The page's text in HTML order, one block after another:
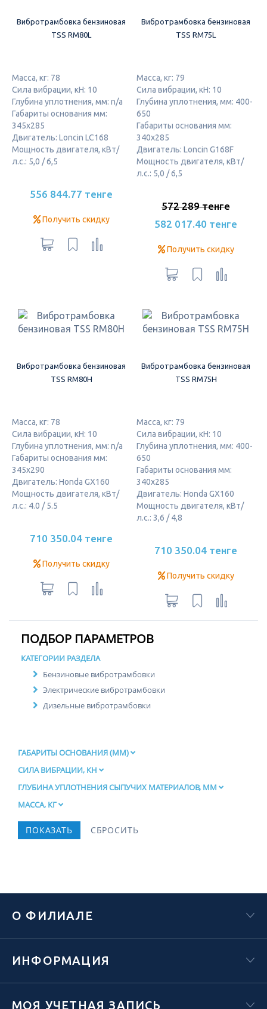
Вибротрамбовка бензиновая
TSS RM80L
Масса, кг: 78
Сила вибрации, кН: 10
Глубина уплотнения, мм: n/a
Габариты основания мм:
345x285
Двигатель: Loncin LC168
Мощность двигателя, кВт/
л.с.: 5,0 / 6,5
556 844.77 тенге
Получить скидку
Вибротрамбовка бензиновая
TSS RM75L
Масса, кг: 79
Сила вибрации, кН: 10
Глубина уплотнения, мм: 400-
650
Габариты основания мм:
340х285
Двигатель: Loncin G168F
Мощность двигателя, кВт/
л.с.: 5,0 / 6,5
572 289 тенге
582 017.40 тенге
Получить скидку
Вибротрамбовка бензиновая
TSS RM80H
Масса, кг: 78
Сила вибрации, кН: 10
Глубина уплотнения, мм: n/a
Габариты основания мм:
345х290
Двигатель: Honda GX160
Мощность двигателя, кВт/
л.с.: 4.0 / 5.5
710 350.04 тенге
Получить скидку
Вибротрамбовка бензиновая
TSS RM75H
Масса, кг: 79
Сила вибрации, кН: 10
Глубина уплотнения, мм: 400-
650
Габариты основания мм:
340х285
Двигатель: Honda GX160
Мощность двигателя, кВт/
л.с.: 3,6 / 4,8
710 350.04 тенге
Получить скидку
ПОДБОР ПАРАМЕТРОВ
КАТЕГОРИИ РАЗДЕЛА
Бензиновые вибротрамбовки
Электрические вибротрамбовки
Дизельные вибротрамбовки
ГАБАРИТЫ ОСНОВАНИЯ (ММ)
СИЛА ВИБРАЦИИ, КН
ГЛУБИНА УПЛОТНЕНИЯ СЫПУЧИХ МАТЕРИАЛОВ, ММ
МАССА, КГ
О ФИЛИАЛЕ
ИНФОРМАЦИЯ
МОЯ УЧЕТНАЯ ЗАПИСЬ